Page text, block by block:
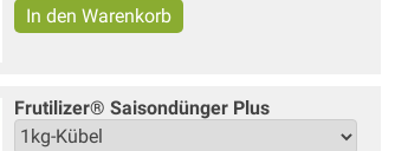
Frutilizer® Saisondünger Plus